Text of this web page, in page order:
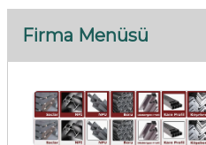
Firma Menüsü